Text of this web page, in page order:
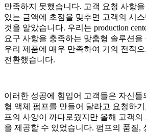
만족하지 못했습니다. 고객 요청 사항
있는 금액에 초점을 맞추면 고객의 시
것을 알았습니다. 우리는 production
요구 사항을 충족하는 맞춤형 솔루션
우리 제품에 매우 만족하여 거의 전적
전환했습니다.
이러한 성공에 힘입어 고객들은 자신들
형 액체 펌프를 만들어 달라고 요청하
프의 사양이 까다로웠지만 올해 고객
을 제공할 수 있었습니다. 펌프의 품질,